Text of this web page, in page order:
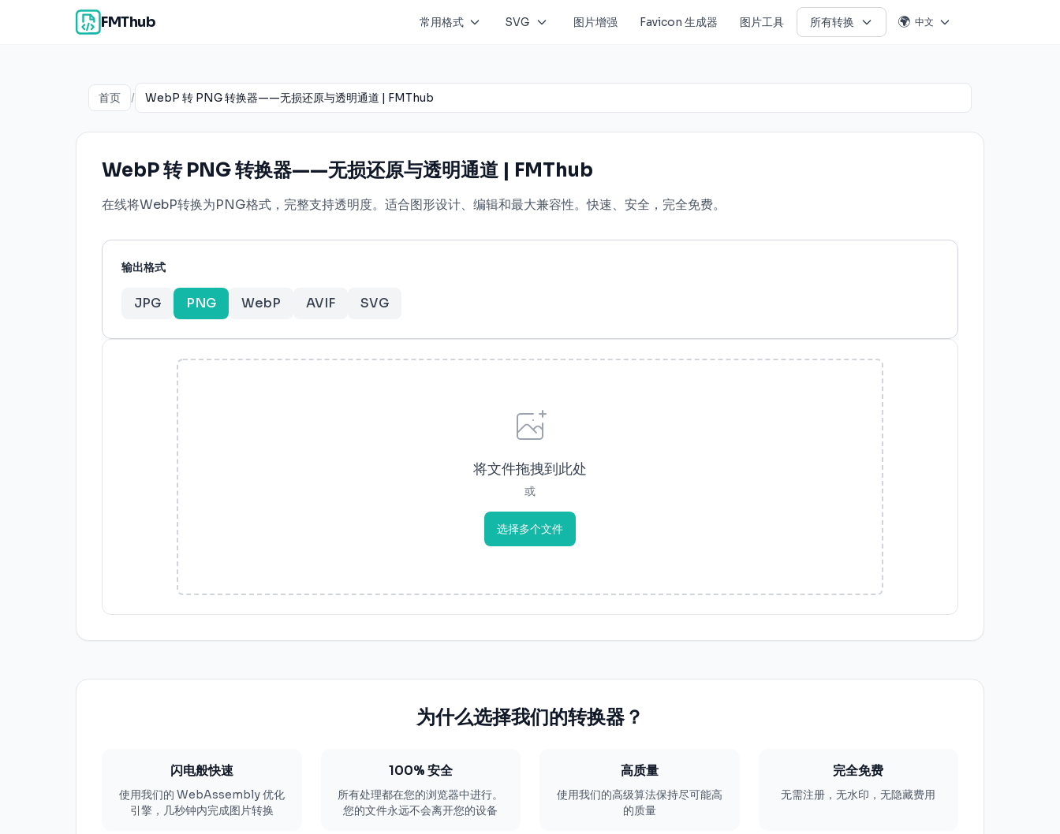
FMThub 常用格式 SVG 图片增强 Favicon 生成器 图片工具 所有转换 🌍 中文
首页 / WebP 转 PNG 转换器——无损还原与透明通道 | FMThub
WebP 转 PNG 转换器——无损还原与透明通道 | FMThub
在线将WebP转换为PNG格式，完整支持透明度。适合图形设计、编辑和最大兼容性。快速、安全，完全免费。
输出格式
JPG PNG WebP AVIF SVG
将文件拖拽到此处
或
选择多个文件
为什么选择我们的转换器？
闪电般快速
使用我们的 WebAssembly 优化
引擎，几秒钟内完成图片转换
100% 安全
所有处理都在您的浏览器中进行。
您的文件永远不会离开您的设备
高质量
使用我们的高级算法保持尽可能高
的质量
完全免费
无需注册，无水印，无隐藏费用